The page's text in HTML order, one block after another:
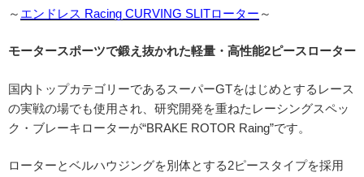
～ エンドレス Racing CURVING SLITローター ～
モータースポーツで鍛え抜かれた軽量・高性能2ピースローター
国内トップカテゴリーであるスーパーGTをはじめとするレース
の実戦の場でも使用され、研究開発を重ねたレーシングスペッ
ク・ブレーキローターが“BRAKE ROTOR Raing”です。
ローターとベルハウジングを別体とする2ピースタイプを採用